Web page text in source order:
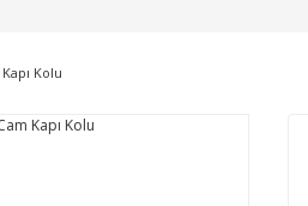
Kolu